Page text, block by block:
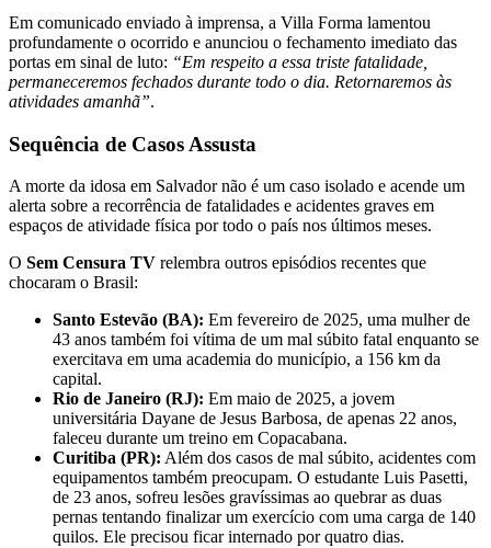
Em comunicado enviado à imprensa, a Villa Forma lamentou
profundamente o ocorrido e anunciou o fechamento imediato das
portas em sinal de luto: “Em respeito a essa triste fatalidade,
permaneceremos fechados durante todo o dia. Retornaremos às
atividades amanhã”.
Sequência de Casos Assusta
A morte da idosa em Salvador não é um caso isolado e acende um
alerta sobre a recorrência de fatalidades e acidentes graves em
espaços de atividade física por todo o país nos últimos meses.
O Sem Censura TV relembra outros episódios recentes que
chocaram o Brasil:
Santo Estevão (BA): Em fevereiro de 2025, uma mulher de
43 anos também foi vítima de um mal súbito fatal enquanto se
exercitava em uma academia do município, a 156 km da
capital.
Rio de Janeiro (RJ): Em maio de 2025, a jovem
universitária Dayane de Jesus Barbosa, de apenas 22 anos,
faleceu durante um treino em Copacabana.
Curitiba (PR): Além dos casos de mal súbito, acidentes com
equipamentos também preocupam. O estudante Luis Pasetti,
de 23 anos, sofreu lesões gravíssimas ao quebrar as duas
pernas tentando finalizar um exercício com uma carga de 140
quilos. Ele precisou ficar internado por quatro dias.